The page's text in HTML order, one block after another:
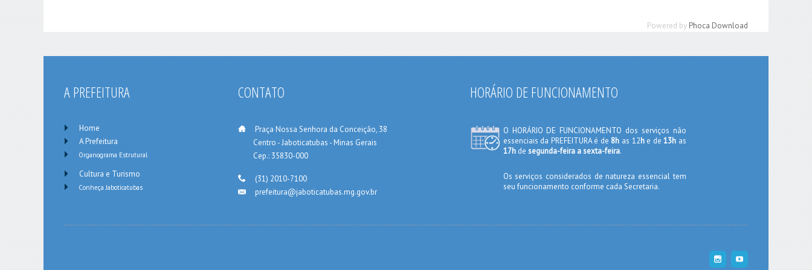
Powered by Phoca Download
A PREFEITURA
Home
A Prefeitura
Organograma Estrutural
Cultura e Turismo
Conheça Jaboticatubas
CONTATO
___ Praça Nossa Senhora da Conceição, 38
Centro - Jaboticatubas - Minas Gerais
Cep.: 35830-000
(31) 2010-7100
___ prefeitura@jaboticatubas.mg.gov.br
HORÁRIO DE FUNCIONAMENTO
O HORÁRIO DE FUNCIONAMENTO dos serviços não
essenciais da PREFEITURA é de 8h as 12h e de 13h as
17hde segunda-feira a sexta-feira.
Os serviços considerados de natureza essencial tem
seu funcionamento conforme cada Secretaria.